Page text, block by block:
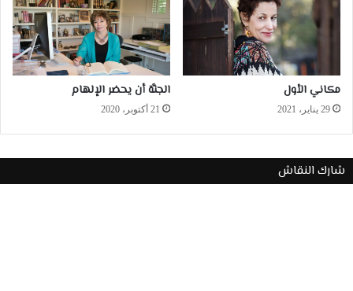
مكاني الأول
29 يناير، 2021
الجنَّة أن يحضر الإلهام
21 أكتوبر، 2020
شارك النقاش